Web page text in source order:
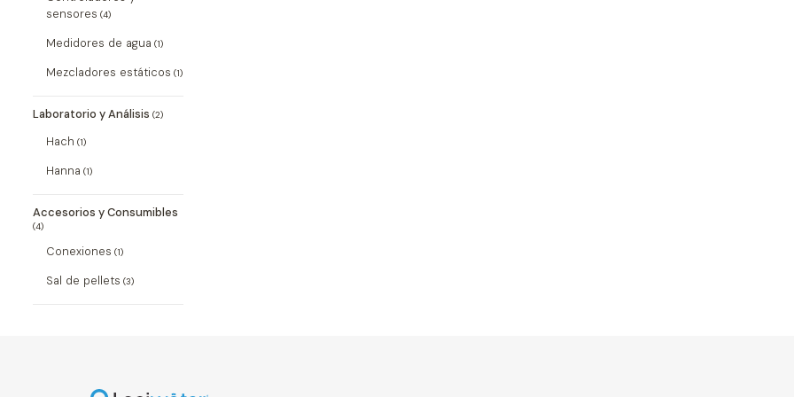
sensores (4)
Medidores de agua (1)
Mezcladores estáticos (1)
Laboratorio y Análisis (2)
Hach (1)
Hanna (1)
Accesorios y Consumibles
(4)
Conexiones (1)
Sal de pellets (3)